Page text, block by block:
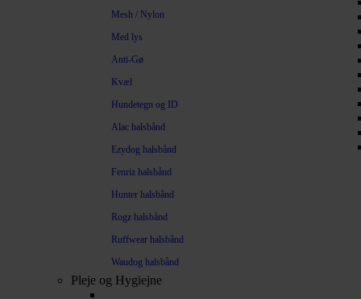
Mesh / Nylon
Med lys
Anti-Gø
Kvæl
Hundetegn og ID
Alac halsbånd
Ezydog halsbånd
Fenriz halsbånd
Hunter halsbånd
Rogz halsbånd
Ruffwear halsbånd
Waudog halsbånd
Pleje og Hygiejne